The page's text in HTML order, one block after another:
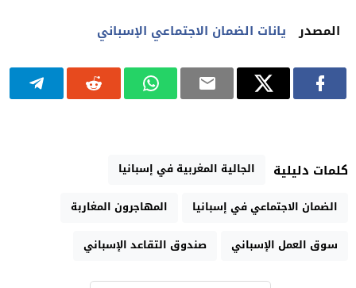
المصدر يانات الضمان الاجتماعي الإسباني
كلمات دليلية
الجالية المغربية في إسبانيا
الضمان الاجتماعي في إسبانيا
المهاجرون المغاربة
سوق العمل الإسباني
صندوق التقاعد الإسباني